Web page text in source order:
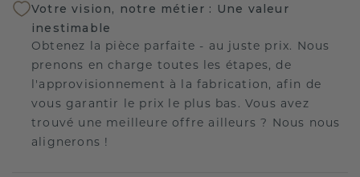
Votre vision, notre métier : Une valeur
inestimable
Obtenez la pièce parfaite - au juste prix. Nous
prenons en charge toutes les étapes, de
l'approvisionnement à la fabrication, afin de
vous garantir le prix le plus bas. Vous avez
trouvé une meilleure offre ailleurs ? Nous nous
alignerons !